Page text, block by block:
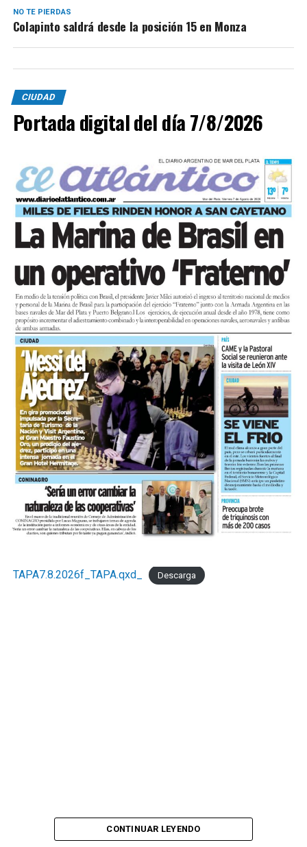
NO TE PIERDAS
Colapinto saldrá desde la posición 15 en Monza
CIUDAD
Portada digital del día 7/8/2026
TAPA7.8.2026f_TAPA.qxd_ Descarga
CONTINUAR LEYENDO